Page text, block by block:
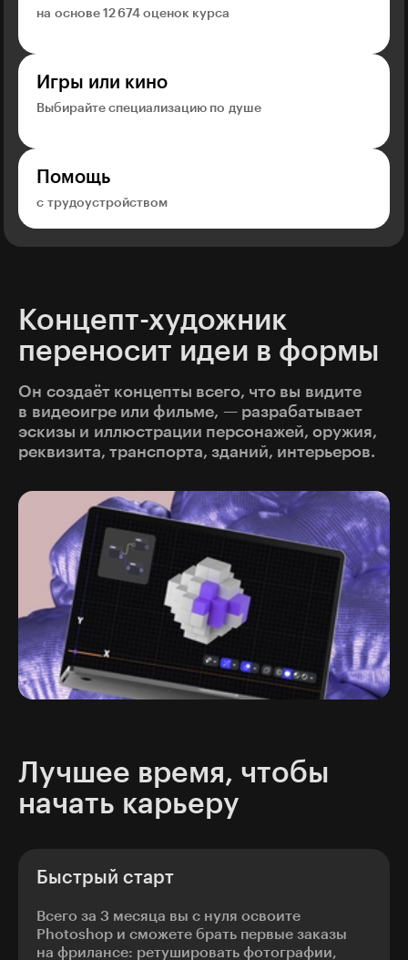
на основе 12 674 оценок курса
Игры или кино
Выбирайте специализацию по душе
Помощь
с трудоустройством
Концепт-художник
переносит идеи в формы
Он создаёт концепты всего, что вы видите
в видеоигре или фильме, — разрабатывает
эскизы и иллюстрации персонажей, оружия,
реквизита, транспорта, зданий, интерьеров.
Лучшее время, чтобы
начать карьеру
Быстрый старт
Всего за 3 месяца вы с нуля освоите
Photoshop и сможете брать первые заказы
на фрилансе: ретушировать фотографии,